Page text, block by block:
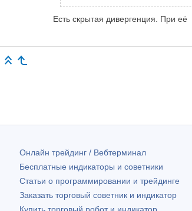
Есть скрытая дивергенция. При её
Онлайн трейдинг / Вебтерминал
Бесплатные индикаторы и советники
Статьи о программировании и трейдинге
Заказать торговый советник и индикатор